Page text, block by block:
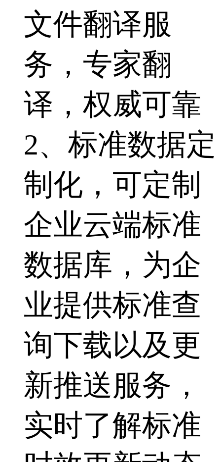
文件翻译服
务，专家翻
译，权威可靠
2、标准数据定
制化，可定制
企业云端标准
数据库，为企
业提供标准查
询下载以及更
新推送服务，
实时了解标准